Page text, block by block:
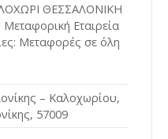
ΘΕΣΣΑΛΟΝΙΚΗ
Εταιρεία
Μεταφορές σε όλη
– Καλοχωρίου,
57009